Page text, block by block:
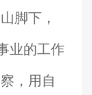
脚下，
业的工作
，用自